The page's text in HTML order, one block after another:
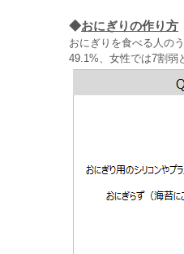
◆おにぎりの作り方
おにぎりを食べる人の
49.1%、女性では7割弱